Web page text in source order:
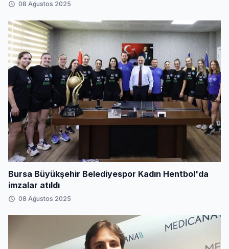
08 Ağustos 2025
Bursa Büyükşehir Belediyespor Kadın Hentbol'da
imzalar atıldı
08 Ağustos 2025